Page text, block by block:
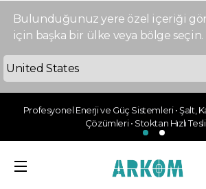
Bulunduğunuz yere özel içeriği
için başka bir ülke veya bölge seçin.
Profesyonel Enerji ve Güç Sistemleri • Şalt,
Çözümleri • Stoktan Hızlı